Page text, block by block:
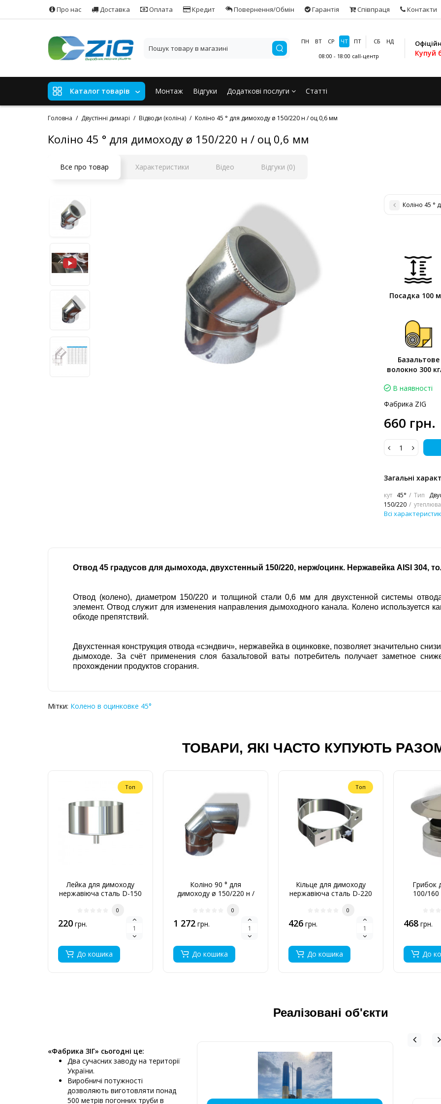
Про нас Доставка Оплата Кредит Повернення/Обмін Гарантія Співпраця Контакти
ПН ВТ СР ЧТ ПТ СБ
НД
08:00 - 18:00 call-центр Купуй
Каталог товарів Монтаж Відгуки Додаткові послуги Статті
Головна Двустінні димарі Відводи (коліна) Коліно 45 ° для димоходу ø 150/220 н / оц 0,6 мм
Коліно 45 ° для димоходу ø 150/220 н / оц 0,6 мм
Все про товар Характеристики Відео Відгуки (0)
Коліно 45 °
Посадка 100
Базальтове
волокно 300
В наявності
Фабрика ZIG
660 грн.
Загальні
кут 45° Тип
150/220
Всі
Отвод 45 градусов для дымохода, двухстенный 150/220, нерж/оцинк. Нержавейка AISI 304,
Отвод (колено), диаметром 150/220 и толщиной стали 0,6 мм для двухстенной системы
элемент. Отвод служит для изменения направления дымоходного канала. Колено используется
обходе препятствий.
Двухстенная конструкция отвода «сэндвич», нержавейка в оцинковке, позволяет значительно
дымоходе. За счёт применения слоя базальтовой ваты потребитель получает заметное
прохождении продуктов сгорания.
Мітки: Колено в оцинковке 45°
ТОВАРИ, ЯКІ ЧАСТО КУПУЮТЬ
Топ
Лейка для димоходу
нержавіюча сталь D-150
0
220 грн.
До кошика
Коліно 90 ° для
димоходу ø 150/220 н /
0
1 272 грн.
До кошика
Топ
Кільце для димоходу
нержавіюча сталь D-220
0
426 грн.
До кошика
Грибок
100/
468 грн.
До
Реалізовані об'єкти
«Фабрика ЗІГ» сьогодні це:
Два сучасних заводу на території
України.
Виробничі потужності
дозволяють виготовляти понад
500 метрів погонних труби в